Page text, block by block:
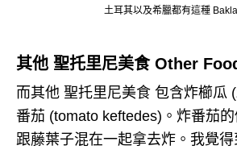
土耳其以及希臘都有這種
其他 聖托里尼美食 Other
而其他 聖托里尼美食 包含炸櫛瓜
番茄 (tomato keftedes)。炸番茄
跟藤葉子混在一起拿去炸。我覺